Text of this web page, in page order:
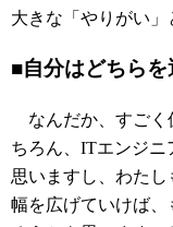
大きな「やりがい」
■自分はどちら
なんだか、すごく
ちろん、ITエンジニ
思いますし、わた
幅を広げていけば